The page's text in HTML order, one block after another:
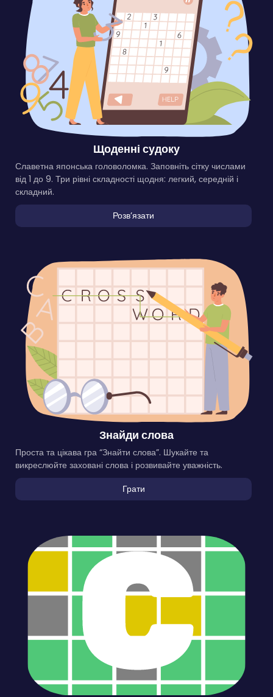
Щоденні судоку
Славетна японська головоломка. Заповніть сітку числами
від 1 до 9. Три рівні складності щодня: легкий, середній і
складний.
Розвʼязати
Знайди слова
Проста та цікава гра “Знайти слова”. Шукайте та
викреслюйте заховані слова і розвивайте уважність.
Грати